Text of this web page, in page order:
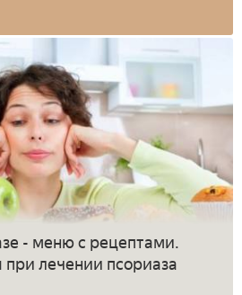
- меню с рецептами.
лечении псориаза